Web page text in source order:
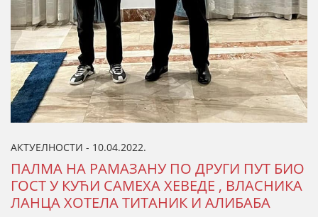
АКТУЕЛНОСТИ - 10.04.2022.
ПАЛМА НА РАМАЗАНУ ПО ДРУГИ ПУТ БИО
ГОСТ У КУЋИ САМЕХА ХЕВЕДЕ , ВЛАСНИКА
ЛАНЦА ХОТЕЛА ТИТАНИК И АЛИБАБА